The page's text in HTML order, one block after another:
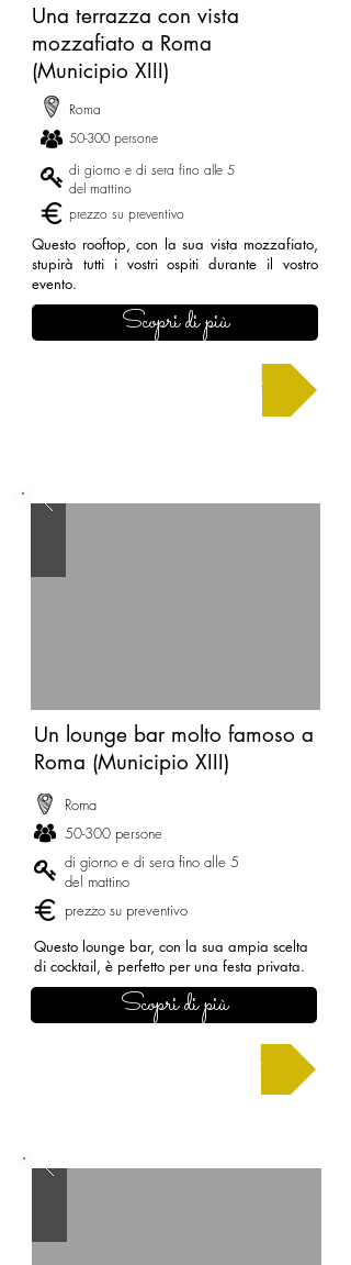
Una terrazza con vista
mozzafiato a Roma
(Municipio XIII)
Roma
50-300 persone
di giorno e di sera fino alle 5
del mattino
prezzo su preventivo
Questo rooftop, con la sua vista mozzafiato,
stupirà tutti i vostri ospiti durante il vostro
evento.
Scopri di più
Un lounge bar molto famoso a
Roma (Municipio XIII)
Roma
50-300 persone
di giorno e di sera fino alle 5
del mattino
prezzo su preventivo
Questo lounge bar, con la sua ampia scelta
di cocktail, è perfetto per una festa privata.
Scopri di più